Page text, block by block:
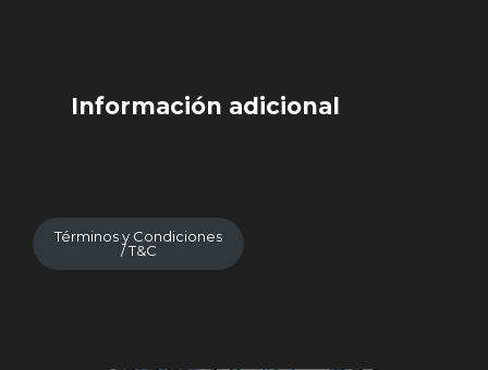
Información adicional
Términos y Condiciones
/ T&C